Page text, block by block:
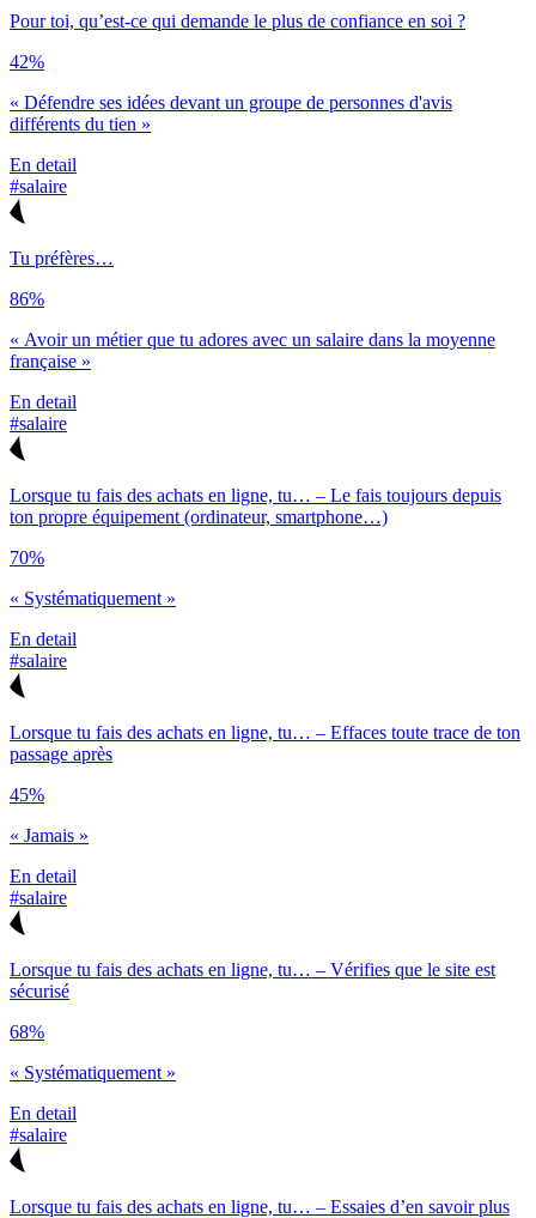
Pour toi, qu’est-ce qui demande le plus de confiance en soi ?
42%
« Défendre ses idées devant un groupe de personnes d'avis
différents du tien »
En detail
#salaire
Tu préfères…
86%
« Avoir un métier que tu adores avec un salaire dans la moyenne
française »
En detail
#salaire
Lorsque tu fais des achats en ligne, tu… – Le fais toujours depuis
ton propre équipement (ordinateur, smartphone…)
70%
« Systématiquement »
En detail
#salaire
Lorsque tu fais des achats en ligne, tu… – Effaces toute trace de ton
passage après
45%
« Jamais »
En detail
#salaire
Lorsque tu fais des achats en ligne, tu… – Vérifies que le site est
sécurisé
68%
« Systématiquement »
En detail
#salaire
Lorsque tu fais des achats en ligne, tu… – Essaies d’en savoir plus